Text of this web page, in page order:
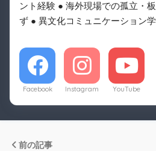
ント経験 ● 海外現場での孤立・
ず ● 異文化コミュニケーション
Facebook Instagram YouTube
前の記事